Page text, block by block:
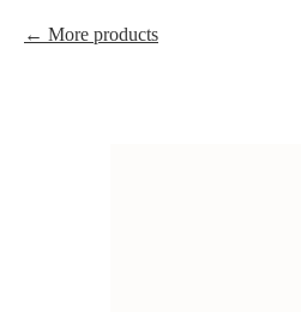
More products